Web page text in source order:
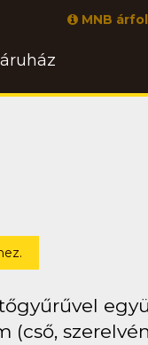
MNB
(cső,